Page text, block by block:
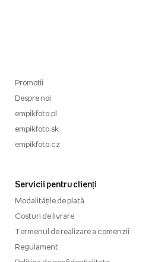
Promoții
Despre noi
empikfoto.pl
empikfoto.sk
empikfoto.cz
Servicii pentru clienți
Modalitățile de plată
Costuri de livrare
Termenul de realizare a comenzii
Regulament